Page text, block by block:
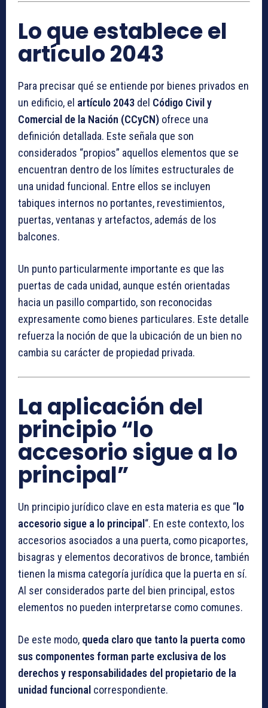
Lo que establece el
artículo 2043
Para precisar qué se entiende por bienes privados en
un edificio, el artículo 2043 del Código Civil y
Comercial de la Nación (CCyCN) ofrece una
definición detallada. Este señala que son
considerados “propios” aquellos elementos que se
encuentran dentro de los límites estructurales de
una unidad funcional. Entre ellos se incluyen
tabiques internos no portantes, revestimientos,
puertas, ventanas y artefactos, además de los
balcones.
Un punto particularmente importante es que las
puertas de cada unidad, aunque estén orientadas
hacia un pasillo compartido, son reconocidas
expresamente como bienes particulares. Este detalle
refuerza la noción de que la ubicación de un bien no
cambia su carácter de propiedad privada.
La aplicación del
principio “lo
accesorio sigue a lo
principal”
Un principio jurídico clave en esta materia es que “lo
accesorio sigue a lo principal“. En este contexto, los
accesorios asociados a una puerta, como picaportes,
bisagras y elementos decorativos de bronce, también
tienen la misma categoría jurídica que la puerta en sí.
Al ser considerados parte del bien principal, estos
elementos no pueden interpretarse como comunes.
De este modo, queda claro que tanto la puerta como
sus componentes forman parte exclusiva de los
derechos y responsabilidades del propietario de la
unidad funcional correspondiente.